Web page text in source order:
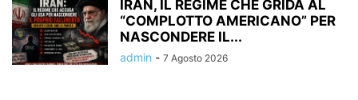
IRAN, IL REGIME CHE GRIDA AL
“COMPLOTTO AMERICANO” PER
NASCONDERE IL...
admin - 7 Agosto 2026